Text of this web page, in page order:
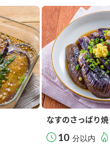
なすのさっぱり
10 分以内